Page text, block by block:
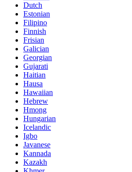
Dutch
Estonian
Filipino
Finnish
Frisian
Galician
Georgian
Gujarati
Haitian
Hausa
Hawaiian
Hebrew
Hmong
Hungarian
Icelandic
Igbo
Javanese
Kannada
Kazakh